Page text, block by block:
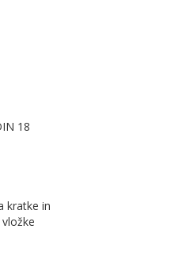
18
kratke in